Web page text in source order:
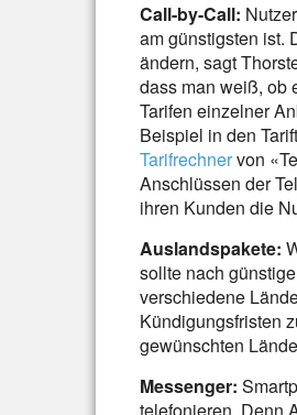
Call-by-Call:
am günstigsten ist.
ändern, sagt
dass man weiß, ob
Tarifen einzelner
Beispiel in den
Tarifrechnervon
Anschlüssen der
ihren Kunden die
Auslandspakete:
sollte nach
verschiedene
Kündigungsfristen
gewünschten
Messenger: